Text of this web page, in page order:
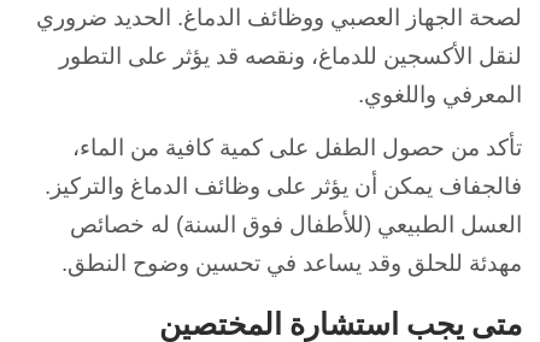
لصحة الجهاز العصبي ووظائف الدماغ. الحديد ضروري
لنقل الأكسجين للدماغ، ونقصه قد يؤثر على التطور
المعرفي واللغوي.
تأكد من حصول الطفل على كمية كافية من الماء،
فالجفاف يمكن أن يؤثر على وظائف الدماغ والتركيز.
العسل الطبيعي (للأطفال فوق السنة) له خصائص
مهدئة للحلق وقد يساعد في تحسين وضوح النطق.
متى يجب استشارة المختصين